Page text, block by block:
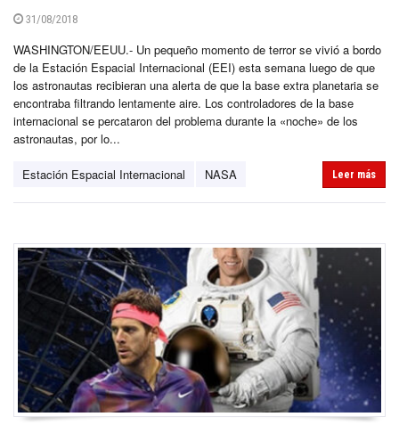
31/08/2018
WASHINGTON/EEUU.- Un pequeño momento de terror se vivió a bordo
de la Estación Espacial Internacional (EEI) esta semana luego de que
los astronautas recibieran una alerta de que la base extra planetaria se
encontraba filtrando lentamente aire. Los controladores de la base
internacional se percataron del problema durante la «noche» de los
astronautas, por lo...
Estación Espacial Internacional NASA Leer más